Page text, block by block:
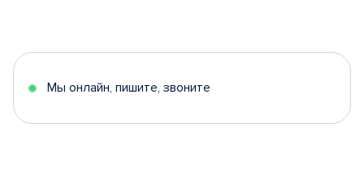
Мы онлайн, пишите, звоните